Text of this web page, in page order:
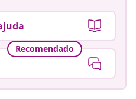
Recomendado